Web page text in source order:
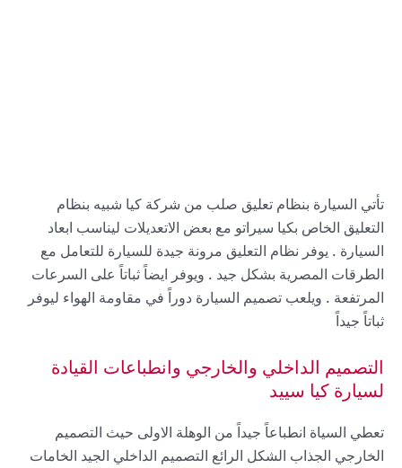
تأتي السيارة بنظام تعليق صلب من شركة كيا شبيه بنظام
التعليق الخاص بكيا سيراتو مع بعض الاتعديلات ليناسب ابعاد
السيارة . يوفر نظام التعليق مرونة جيدة للسيارة للتعامل مع
الطرقات المصرية بشكل جيد . ويوفر ايضاً ثباتاً على السرعات
المرتفعة . ويلعب تصميم السيارة دوراً في مقاومة الهواء ليوفر
ثباتاً جيداً
التصميم الداخلي والخارجي وانطباعات القيادة
لسيارة كيا سييد
تعطي السياة انطباعاً جيداً من الوهلة الاولى حيث التصميم
الخارجي الجذاب الشكل الرائع التصميم الداخلي الجيد الخامات